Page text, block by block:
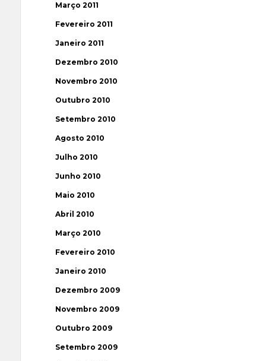
Março 2011
Fevereiro 2011
Janeiro 2011
Dezembro 2010
Novembro 2010
Outubro 2010
Setembro 2010
Agosto 2010
Julho 2010
Junho 2010
Maio 2010
Abril 2010
Março 2010
Fevereiro 2010
Janeiro 2010
Dezembro 2009
Novembro 2009
Outubro 2009
Setembro 2009